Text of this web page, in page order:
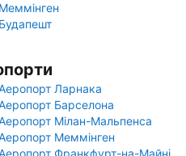
Меммінген
Будапешт
Ларнака
Барселона
Мілан-Мальпенса
Меммінген
Аеропорт Франкфурт-на-Майні